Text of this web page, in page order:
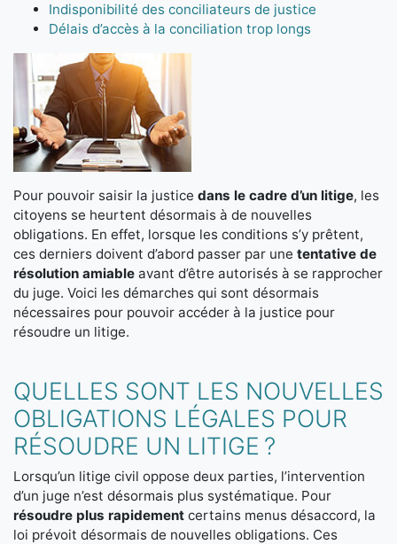
Indisponibilité des conciliateurs de justice
Délais d’accès à la conciliation trop longs
Pour pouvoir saisir la justice dans le cadre d’un litige, les
citoyens se heurtent désormais à de nouvelles
obligations. En effet, lorsque les conditions s’y prêtent,
ces derniers doivent d’abord passer par une tentative de
résolution amiable avant d’être autorisés à se rapprocher
du juge. Voici les démarches qui sont désormais
nécessaires pour pouvoir accéder à la justice pour
résoudre un litige.
QUELLES SONT LES NOUVELLES
OBLIGATIONS LÉGALES POUR
RÉSOUDRE UN LITIGE ?
Lorsqu’un litige civil oppose deux parties, l’intervention
d’un juge n’est désormais plus systématique. Pour
résoudre plus rapidement certains menus désaccord, la
loi prévoit désormais de nouvelles obligations. Ces